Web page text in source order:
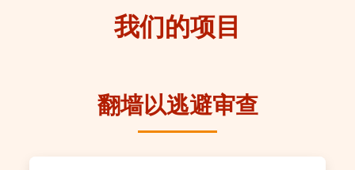
我们的项目
翻墙以逃避审查